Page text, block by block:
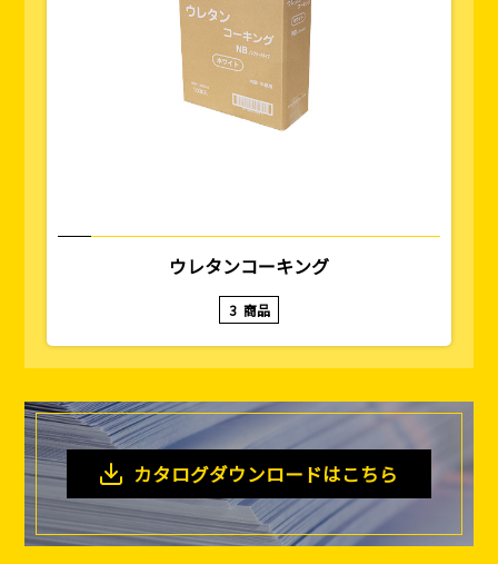
ウレタンコーキング
3 商品
カタログダウンロードはこちら